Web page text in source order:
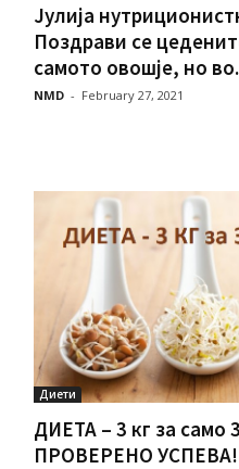
Јулија
Поздрави се
самото овошје, но
NMD - February 27, 2021
Диети
ДИЕТА – 3 кг за само
ПРОВЕРЕНО УСПЕВА!